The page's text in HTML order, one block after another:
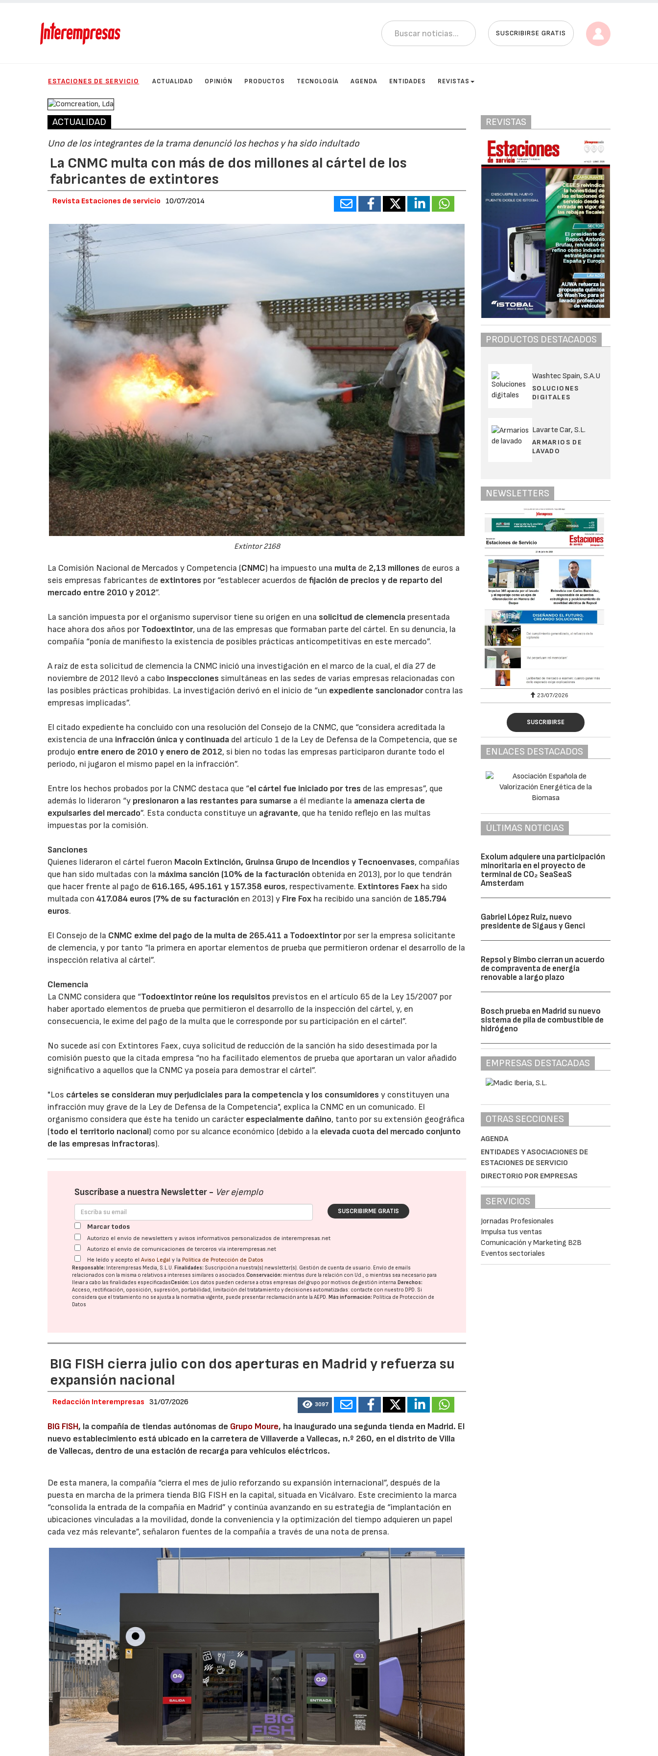
SUSCRIBIRSE GRATIS
ESTACIONES DE SERVICIO ACTUALIDAD OPINIÓN PRODUCTOS TECNOLOGÍA AGENDA ENTIDADES REVISTAS
ACTUALIDAD
Uno de los integrantes de la trama denunció los hechos y ha sido indultado
La CNMC multa con más de dos millones al cártel de los
fabricantes de extintores
Revista Estaciones de servicio 10/07/2014
Extintor 2168
La Comisión Nacional de Mercados y Competencia (CNMC) ha impuesto una multa de 2,13 millones de euros a
seis empresas fabricantes de extintores por “establecer acuerdos defijación de precios y de reparto del
mercado entre 2010 y 2012”.
La sanción impuesta por el organismo supervisor tiene su origen en una solicitud de clemencia presentada
hace ahora dos años por Todoextintor, una de las empresas que formaban parte del cártel. En su denuncia, la
compañía “ponía de manifiesto la existencia de posibles prácticas anticompetitivas en este mercado”.
A raíz de esta solicitud de clemencia la CNMC inició una investigación en el marco de la cual, el día 27 de
noviembre de 2012 llevó a cabo inspecciones simultáneas en las sedes de varias empresas relacionadas con
las posibles prácticas prohibidas. La investigación derivó en el inicio de “un expediente sancionadorcontra las
empresas implicadas”.
El citado expediente ha concluido con una resolución del Consejo de la CNMC, que “considera acreditada la
existencia de una infracción única y continuada del artículo 1 de la Ley de Defensa de la Competencia, que se
produjo entre enero de 2010 y enero de 2012, si bien no todas las empresas participaron durante todo el
periodo, ni jugaron el mismo papel en la infracción”.
Entre los hechos probados por la CNMC destaca que “el cártel fue iniciado por tres de las empresas”, que
además lo lideraron “y presionaron a las restantes para sumarse a él mediante la amenaza cierta de
expulsarles del mercado”. Esta conducta constituye un agravante, que ha tenido reflejo en las multas
impuestas por la comisión.
Sanciones
Quienes lideraron el cártel fueron Macoin Extinción, Gruinsa Grupo de Incendios y Tecnoenvases, compañías
que han sido multadas con la máxima sanción (10% de la facturación obtenida en 2013), por lo que tendrán
que hacer frente al pago de 616.165, 495.161 y 157.358 euros, respectivamente. Extintores Faex ha sido
multada con417.084 euros (7% de su facturación en 2013) y Fire Fox ha recibido una sanción de 185.794
euros.
El Consejo de la CNMC exime del pago de la multa de 265.411 a Todoextintorpor ser la empresa solicitante
de clemencia, y por tanto “la primera en aportar elementos de prueba que permitieron ordenar el desarrollo de la
inspección relativa al cártel”.
Clemencia
La CNMC considera que “Todoextintor reúne los requisitos previstos en el artículo 65 de la Ley 15/2007 por
haber aportado elementos de prueba que permitieron el desarrollo de la inspección del cártel, y, en
consecuencia, le exime del pago de la multa que le corresponde por su participación en el cártel”.
No sucede así con Extintores Faex, cuya solicitud de reducción de la sanción ha sido desestimada por la
comisión puesto que la citada empresa “no ha facilitado elementos de prueba que aportaran un valor añadido
significativo a aquellos que la CNMC ya poseía para demostrar el cártel”.
"Los cárteles se consideran muy perjudiciales para la competencia y los consumidores y constituyen una
infracción muy grave de la Ley de Defensa de la Competencia", explica la CNMC en un comunicado. El
organismo considera que éste ha tenido un carácter especialmente dañino, tanto por su extensión geográfica
(todo el territorio nacional) como por su alcance económico (debido a la elevada cuota del mercado conjunto
de las empresas infractoras).
Suscríbase a nuestra Newsletter - Ver ejemplo
SUSCRIBIRME GRATIS
Marcar todos
Autorizo el envío de newsletters y avisos informativos personalizados de interempresas.net
Autorizo el envío de comunicaciones de terceros vía interempresas.net
He leído y acepto elAviso Legal y la Política de Protección de Datos
Responsable: Interempresas Media, S.L.U.Finalidades: Suscripción a nuestra(s) newsletter(s). Gestión de cuenta de usuario. Envío de emails
relacionados con la misma o relativos a intereses similares o asociados.Conservación: mientras dure la relación con Ud., o mientras sea necesario para
llevar a cabo las finalidades especificadasCesión: Los datos pueden cederse a otras empresas del grupo por motivos de gestión interna.Derechos:
Acceso, rectificación, oposición, supresión, portabilidad, limitación del tratatamiento y decisiones automatizadas: contacte con nuestro DPD. Si
considera que el tratamiento no se ajusta a la normativa vigente, puede presentar reclamación ante laAEPD.Más información: Política de Protección de
Datos
BIG FISH cierra julio con dos aperturas en Madrid y refuerza su
expansión nacional
Redacción Interempresas 31/07/2026 3097
BIG FISH, la compañía de tiendas autónomas de Grupo Moure, ha inaugurado una segunda tienda en Madrid. El
nuevo establecimiento está ubicado en la carretera de Villaverde a Vallecas, n.º 260, en el distrito de Villa
de Vallecas, dentro de una estación de recarga para vehículos eléctricos.
De esta manera, la compañía “cierra el mes de julio reforzando su expansión internacional”, después de la
puesta en marcha de la primera tienda BIG FISH en la capital, situada en Vicálvaro. Este crecimiento la marca
“consolida la entrada de la compañía en Madrid” y continúa avanzando en su estrategia de “implantación en
ubicaciones vinculadas a la movilidad, donde la conveniencia y la optimización del tiempo adquieren un papel
cada vez más relevante”, señalaron fuentes de la compañía a través de una nota de prensa.
REVISTAS
PRODUCTOS DESTACADOS
Washtec Spain, S.A.U
SOLUCIONES
DIGITALES
Lavarte Car, S.L.
ARMARIOS DE
LAVADO
NEWSLETTERS
23/07/2026 30/07/2026 23/07/2026
SUSCRIBIRSE
ENLACES DESTACADOS
ÚLTIMAS NOTICIAS
Exolum adquiere una participación
minoritaria en el proyecto de
terminal de CO₂ SeaSeaS
Amsterdam
Gabriel López Ruiz, nuevo
presidente de Sigaus y Genci
Repsol y Bimbo cierran un acuerdo
de compraventa de energía
renovable a largo plazo
Bosch prueba en Madrid su nuevo
sistema de pila de combustible de
hidrógeno
EMPRESAS DESTACADAS
OTRAS SECCIONES
AGENDA
ENTIDADES Y ASOCIACIONES DE
ESTACIONES DE SERVICIO
DIRECTORIO POR EMPRESAS
SERVICIOS
Jornadas Profesionales
Impulsa tus ventas
Comunicación y Marketing B2B
Eventos sectoriales